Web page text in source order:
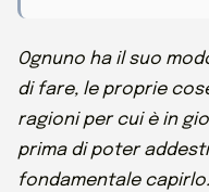
Ognuno ha il suo
di fare, le proprie
ragioni per cui è in
prima di poter
fondamentale